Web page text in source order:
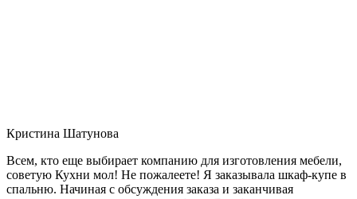
Кристина Шатунова
Всем, кто еще выбирает компанию для изготовления мебели,
советую Кухни мол! Не пожалеете! Я заказывала шкаф-купе в
спальню. Начиная с обсуждения заказа и заканчивая